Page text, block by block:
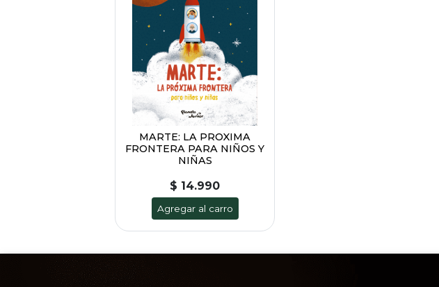
MARTE: LA PROXIMA
FRONTERA PARA NIÑOS Y
NIÑAS
$ 14.990
Agregar al carro